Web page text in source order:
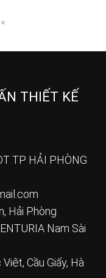
THIẾT KẾ
TP HẢI PHÒNG
Hải Phòng
Nam Sài
Cầu Giấy, Hà